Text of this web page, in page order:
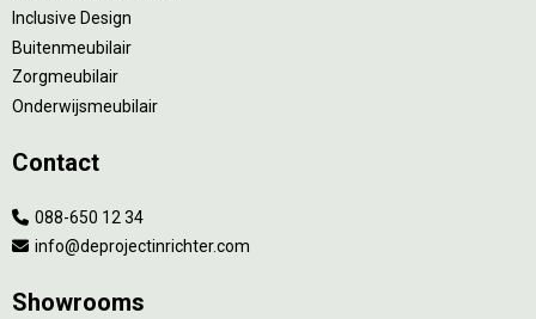
Inclusive Design
Buitenmeubilair
Zorgmeubilair
Onderwijsmeubilair
Contact
088-650 12 34
info@deprojectinrichter.com
Showrooms